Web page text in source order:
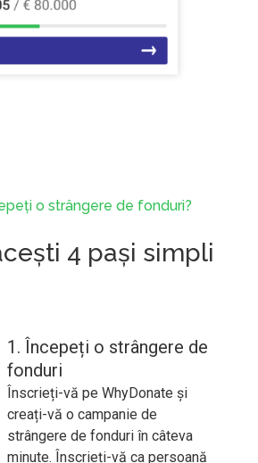
o strângere de fonduri?
4 pași simpli
1. Începeți o strângere de
fonduri
Înscrieți-vă pe WhyDonate și
creați-vă o campanie de
strângere de fonduri în câteva
minute. Înscrieți-vă ca persoană